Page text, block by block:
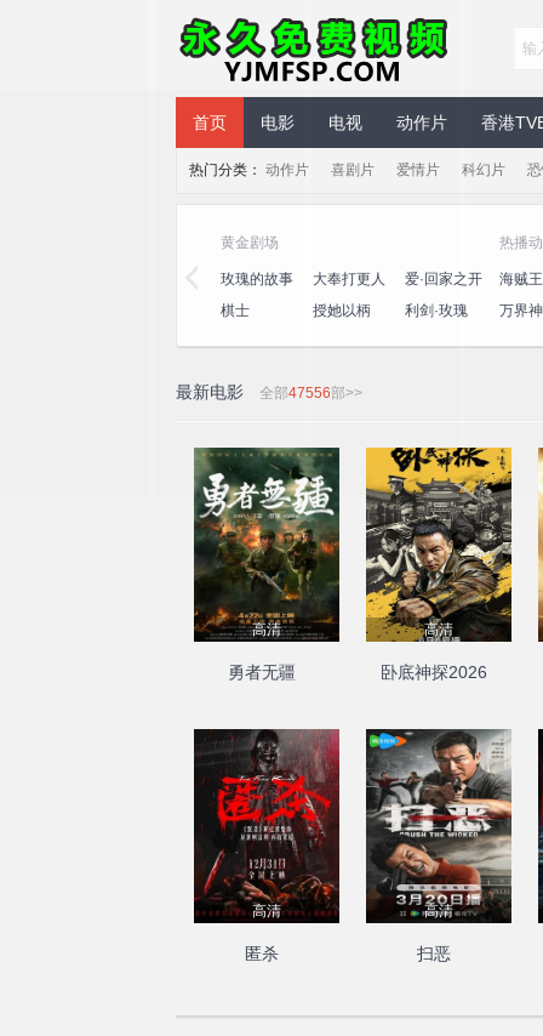
永久免费视频
首页 电影 电视 动作片 香港
热门分类： 动作片 喜剧片 爱情片 科幻片
黄金剧场
玫瑰的故事 大奉打更人
爱·回家之开
心速递
棋士 授她以柄 利剑·玫瑰
热播
海贼
王
万界
最新电影 全部47556部>>
高清
勇者无疆
高清
卧底神探2026
高清
匿杀
高清
扫恶